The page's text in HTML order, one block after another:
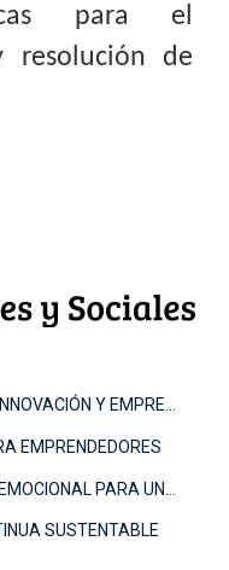
para el
resolución de
Y EMPRENDEDURISMO
EMPRENDEDORES
UNA VIDA EQUILIBRADA
SUSTENTABLE